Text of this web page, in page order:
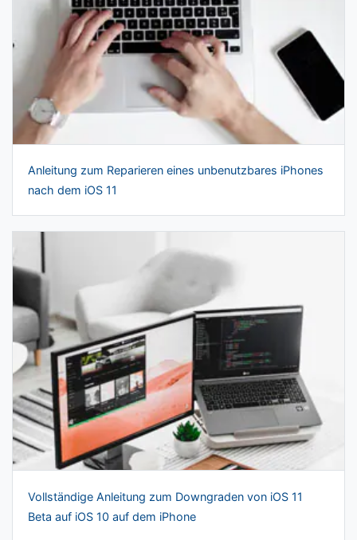
Anleitung zum Reparieren eines unbenutzbares iPhones
nach dem iOS 11
Vollständige Anleitung zum Downgraden von iOS 11
Beta auf iOS 10 auf dem iPhone